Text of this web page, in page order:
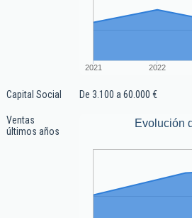
2021 2022
Capital Social De 3.100 a 60.000 €
Ventas
últimos años
Evolución